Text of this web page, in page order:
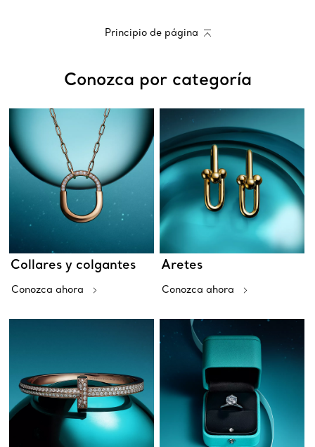
Principio de página
Conozca por categoría
Collares y colgantes
Conozca ahora
Aretes
Conozca ahora